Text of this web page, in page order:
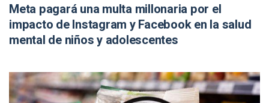
Meta pagará una multa millonaria por el
impacto de Instagram y Facebook en la salud
mental de niños y adolescentes